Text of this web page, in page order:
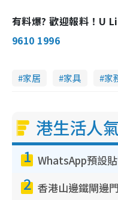
有料爆? 歡迎報料！U
9610 1996
家居 家具 家
港生活人
1
2